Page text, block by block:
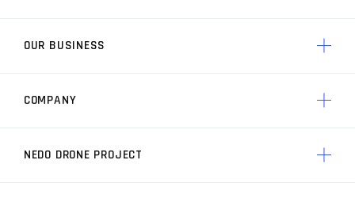
AP3 制御技術
AP3 制御技術の特徴
OUR BUSINESS
ACSLの実績
COMPANY
NEDO DRONE PROJECT